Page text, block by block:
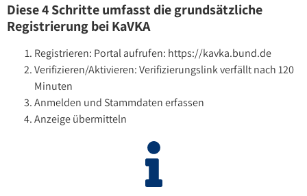
Diese 4 Schritte umfasst die grundsätzliche
Registrierung bei KaVKA
Registrieren: Portal aufrufen: https://kavka.bund.de
Verifizieren/Aktivieren: Verifizierungslink verfällt nach 120
Minuten
Anmelden und Stammdaten erfassen
Anzeige übermitteln